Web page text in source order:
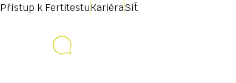
Přístup k FertitestuKariéraSíť